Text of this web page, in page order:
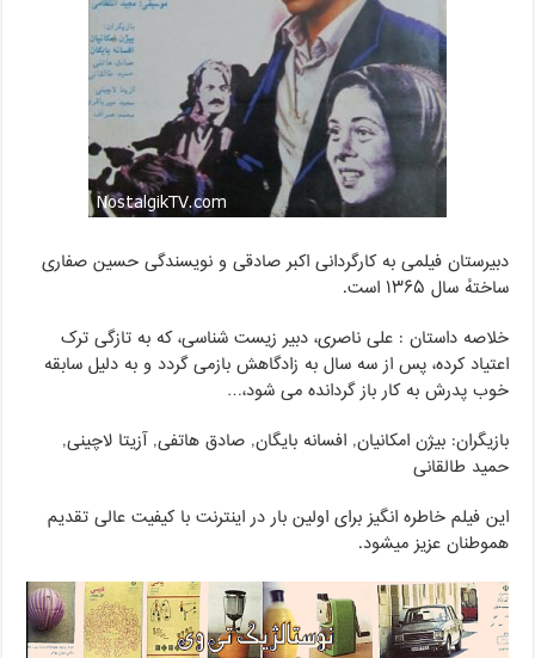
دبیرستان فیلمی به کارگردانی اکبر صادقی و نویسندگی حسین صفاری
ساختهٔ سال ۱۳۶۵ است.
خلاصه داستان : علی ناصری، دبیر زیست شناسی،‌ که به تازگی ترک
اعتیاد کرده، پس از سه سال به زادگاهش بازمی گردد و به دلیل سابقه
خوب پدرش به کار باز گردانده می شود،…
بازیگران: بیژن امکانیان, افسانه بایگان, صادق هاتفی, آزیتا لاچینی,
حمید طالقانی
این فیلم خاطره انگیز برای اولین بار در اینترنت با کیفیت عالی تقدیم
هموطنان عزیز میشود.